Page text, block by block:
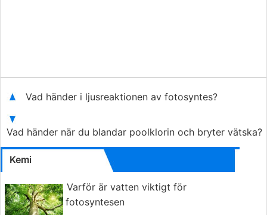
Vad händer i ljusreaktionen av fotosyntes?
Vad händer när du blandar poolklorin och bryter vätska?
Kemi
Varför är vatten viktigt för
fotosyntesen